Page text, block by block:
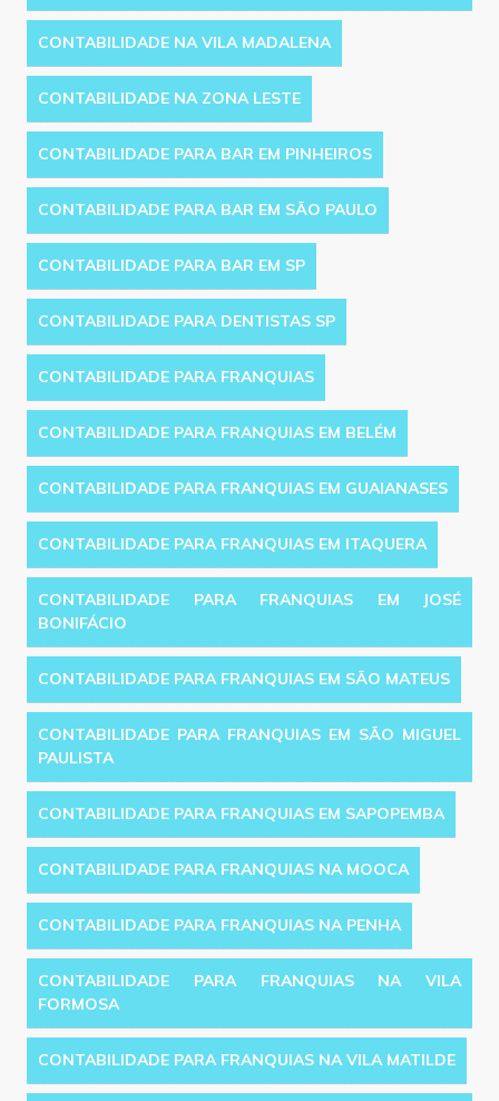
CONTABILIDADE NA VILA MADALENA
CONTABILIDADE NA ZONA LESTE
CONTABILIDADE PARA BAR EM PINHEIROS
CONTABILIDADE PARA BAR EM SÃO PAULO
CONTABILIDADE PARA BAR EM SP
CONTABILIDADE PARA DENTISTAS SP
CONTABILIDADE PARA FRANQUIAS
CONTABILIDADE PARA FRANQUIAS EM BELÉM
CONTABILIDADE PARA FRANQUIAS EM GUAIANASES
CONTABILIDADE PARA FRANQUIAS EM ITAQUERA
CONTABILIDADE PARA FRANQUIAS EM JOSÉ
BONIFÁCIO
CONTABILIDADE PARA FRANQUIAS EM SÃO MATEUS
CONTABILIDADE PARA FRANQUIAS EM SÃO MIGUEL
PAULISTA
CONTABILIDADE PARA FRANQUIAS EM SAPOPEMBA
CONTABILIDADE PARA FRANQUIAS NA MOOCA
CONTABILIDADE PARA FRANQUIAS NA PENHA
CONTABILIDADE PARA FRANQUIAS NA VILA
FORMOSA
CONTABILIDADE PARA FRANQUIAS NA VILA MATILDE